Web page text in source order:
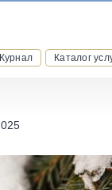
Каталог
и получайте